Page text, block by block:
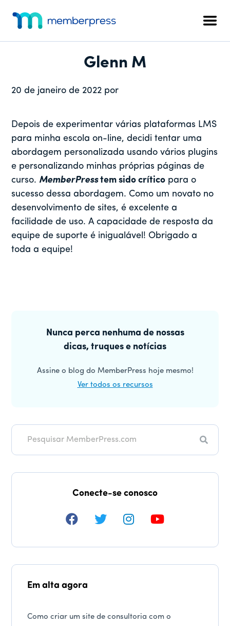
para
conteúdo
para
barra
para
rodapé
adicional
associação
para
WordPress
Glenn M
20 de janeiro de 2022 por
Depois de experimentar várias plataformas LMS
para minha escola on-line, decidi tentar uma
abordagem personalizada usando vários plugins
e personalizando minhas próprias páginas de
curso.MemberPresstem sido crítico para o
sucesso dessa abordagem. Como um novato no
desenvolvimento de sites, é excelente a
facilidade de uso. A capacidade de resposta da
equipe de suporte é inigualável! Obrigado a
toda a equipe!
lateralNunca perca nenhuma de nossas
dicas, truques e notícias
Assine o blog do MemberPress hoje mesmo!
Ver todos os recursos
Conecte-se conosco
Em alta agora
Como criar um site de consultoria com o